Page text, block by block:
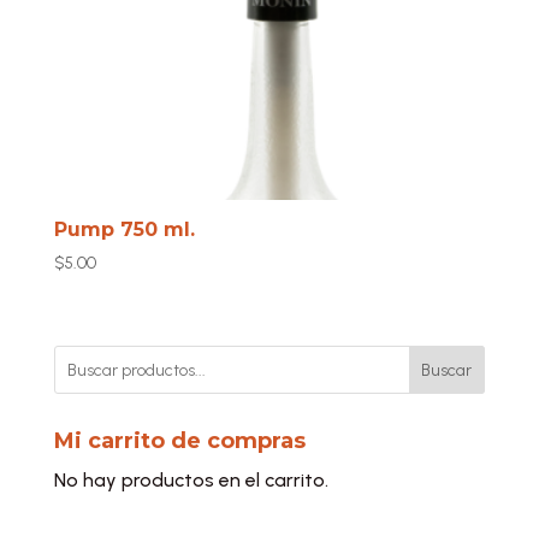
Pump 750 ml.
$5.00
Buscar
Mi carrito de compras
No hay productos en el carrito.